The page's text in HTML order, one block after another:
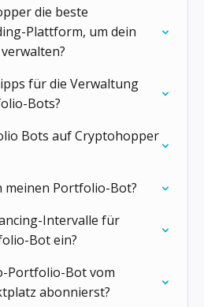
die beste
Plattform, um dein
für die Verwaltung
Bots?
Bots auf Cryptohopper
meinen Portfolio-Bot?
Intervalle für
Bot ein?
Portfolio-Bot vom
abonnierst?